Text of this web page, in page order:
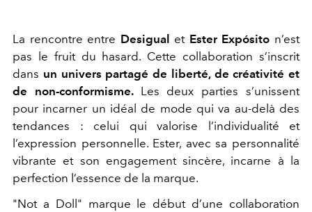
La rencontre entre Desigual et Ester Expósito n’est
pas le fruit du hasard. Cette collaboration s’inscrit
dans un univers partagé de liberté, de créativité et
de non-conformisme. Les deux parties s’unissent
pour incarner un idéal de mode qui va au-delà des
tendances : celui qui valorise l’individualité et
l’expression personnelle. Ester, avec sa personnalité
vibrante et son engagement sincère, incarne à la
perfection l’essence de la marque.
"Not a Doll" marque le début d’une collaboration